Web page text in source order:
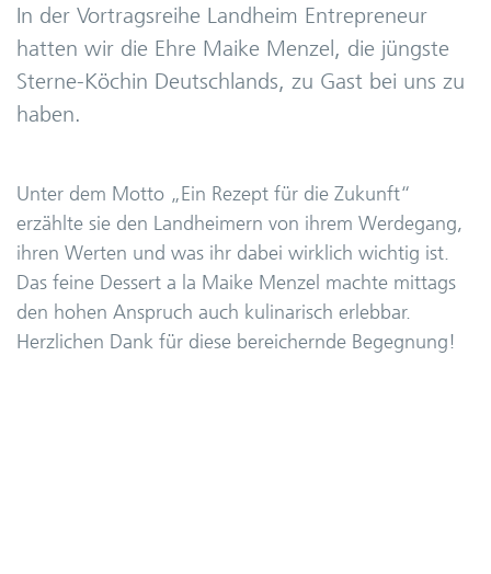
In der Vortragsreihe Landheim Entrepreneur
hatten wir die Ehre Maike Menzel, die jüngste
Sterne-Köchin Deutschlands, zu Gast bei uns zu
haben.
Unter dem Motto „Ein Rezept für die Zukunft“
erzählte sie den Landheimern von ihrem Werdegang,
ihren Werten und was ihr dabei wirklich wichtig ist.
Das feine Dessert a la Maike Menzel machte mittags
den hohen Anspruch auch kulinarisch erlebbar.
Herzlichen Dank für diese bereichernde Begegnung!